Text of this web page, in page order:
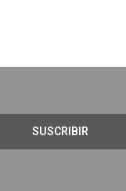
SUSCRIBIR